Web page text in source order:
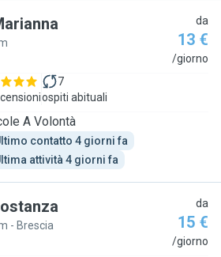
da
13 €
/giorno
7
ospiti abituali
A Volontà
contatto 4 giorni fa
attività 4 giorni fa
- Brescia
da
15 €
/giorno